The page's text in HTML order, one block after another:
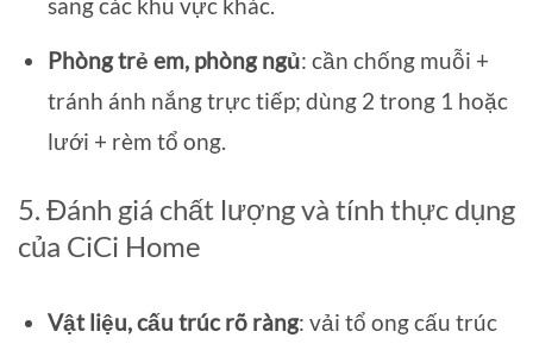
Phòng trẻ em, phòng ngủ: cần chống muỗi +
tránh ánh nắng trực tiếp; dùng 2 trong 1 hoặc
lưới + rèm tổ ong.
5. Đánh giá chất lượng và tính thực dụng
của CiCi Home
Vật liệu, cấu trúc rõ ràng: vải tổ ong cấu trúc